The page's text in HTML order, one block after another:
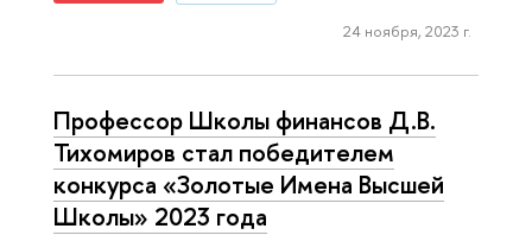
24 ноября, 2023 г.
Профессор Школы финансов Д.В.
Тихомиров стал победителем
конкурса «Золотые Имена Высшей
Школы» 2023 года